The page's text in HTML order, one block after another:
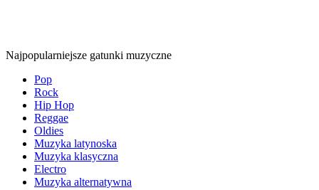
Najpopularniejsze gatunki muzyczne
Pop
Rock
Hip Hop
Reggae
Oldies
Muzyka latynoska
Muzyka klasyczna
Electro
Muzyka alternatywna